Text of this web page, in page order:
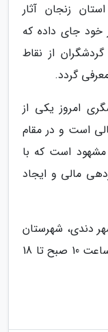
زنجان آثار
خود جای داده که
از نقاط
گردد.
امروز یکی از
است و در مقام
مشهود است که با
مالی و ایجاد
دندی، شهرستان
ماهنشان روز پنجشنبه 28 اردیبهشت از ساعت 10 صبح تا 18